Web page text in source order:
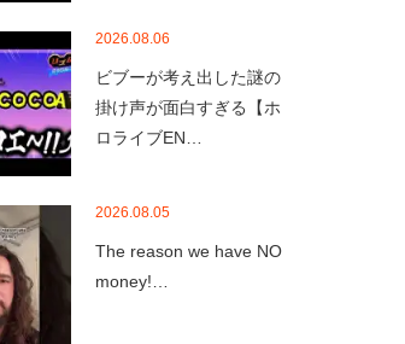
2026.08.06
ビブーが考え出した謎の
掛け声が面白すぎる【ホ
ロライブEN…
2026.08.05
The reason we have NO
money!…